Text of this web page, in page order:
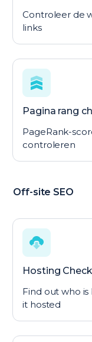
Controleer de
links
Pagina rang
PageRank-
controleren
Off-site SEO
Hosting
Find out who
it hosted